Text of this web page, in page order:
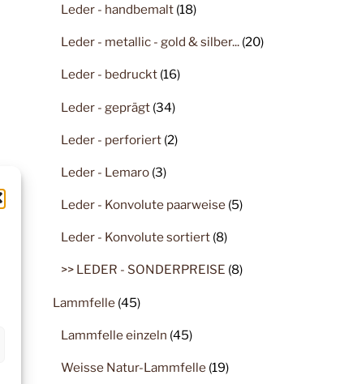
Leder - handbemalt (18)
Leder - metallic - gold & silber... (20)
Leder - bedruckt (16)
Leder - geprägt (34)
Leder - perforiert (2)
Leder - Lemaro (3)
Leder - Konvolute paarweise (5)
Leder - Konvolute sortiert (8)
>> LEDER - SONDERPREISE (8)
Lammfelle (45)
Lammfelle einzeln (45)
Weisse Natur-Lammfelle (19)